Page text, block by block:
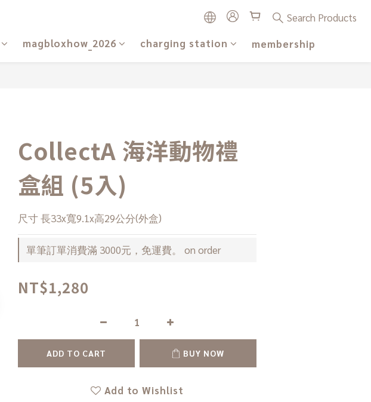
Search Products
magbloxhow_2026 charging station membership
CollectA 海洋動物禮
盒組 (5入)
尺寸 長33x寬9.1x高29公分(外盒)
單筆訂單消費滿 3000元，免運費。 on order
NT$1,280
ADD TO CART BUY NOW
Add to Wishlist